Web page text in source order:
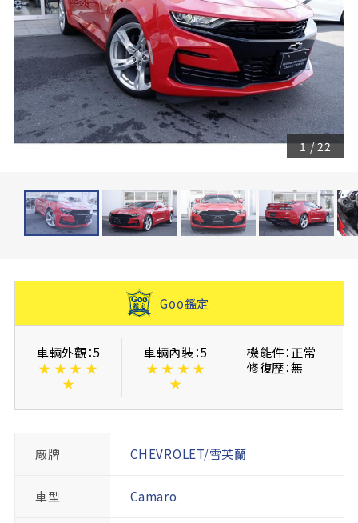
1/22
Goo鑑定
車輛外觀：5
★ ★ ★ ★
★
車輛內裝：5
★ ★ ★ ★
★
機能件：正常
修復歴：無
廠牌 CHEVROLET/雪芙蘭
車型 Camaro